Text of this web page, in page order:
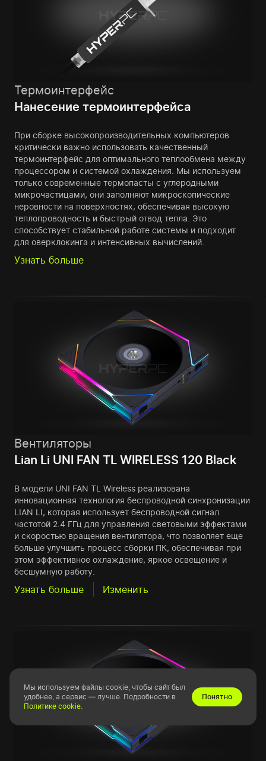
Термоинтерфейс
Нанесение термоинтерфейса
При сборке высокопроизводительных компьютеров
критически важно использовать качественный
термоинтерфейс для оптимального теплообмена между
процессором и системой охлаждения. Мы используем
только современные термопасты с углеродными
микрочастицами, они заполняют микроскопические
неровности на поверхностях, обеспечивая высокую
теплопроводность и быстрый отвод тепла. Это
способствует стабильной работе системы и подходит
для оверклокинга и интенсивных вычислений.
Узнать больше
Вентиляторы
Lian Li UNI FAN TL WIRELESS 120 Black
В модели UNI FAN TL Wireless реализована
инновационная технология беспроводной синхронизации
LIAN LI, которая использует беспроводной сигнал
частотой 2.4 ГГц для управления световыми эффектами
и скоростью вращения вентилятора, что позволяет еще
больше улучшить процесс сборки ПК, обеспечивая при
этом эффективное охлаждение, яркое освещение и
бесшумную работу.
Узнать больше Изменить
Мы используем файлы cookie, чтобы сайт был
удобнее, а сервис — лучше. Подробности в
Политике cookie.
Понятно